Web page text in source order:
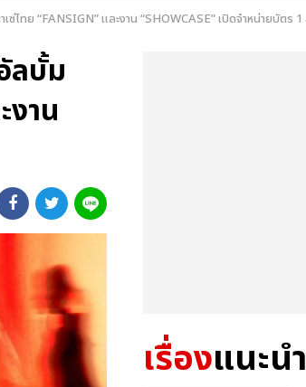
ย “FANSIGN” และงาน “SHOWCASE” เปิดจำหน่ายบัตร
ลบั้ม
งาน
เรื่องแนะนำ